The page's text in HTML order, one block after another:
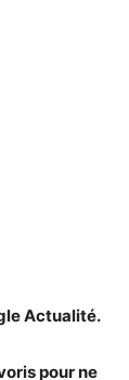
Actualité.
pour ne